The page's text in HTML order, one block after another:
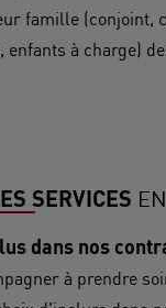
famille (conjoint,
enfants à charge)
SERVICES
dans nos
à prendre